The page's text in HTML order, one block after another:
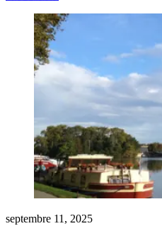
septembre 11, 2025